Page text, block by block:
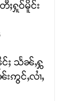
ႈႁူဝ်မိူင်း
ႈ သႅၼ်ႇႁွ
းဢွင်ႇလၢႆႇ